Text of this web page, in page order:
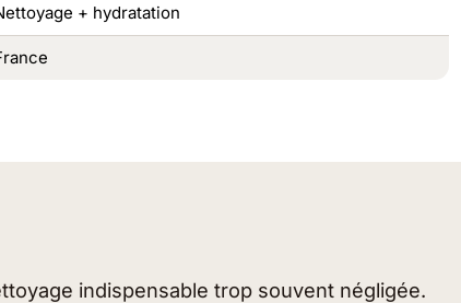
+ hydratation
indispensable trop souvent négligée.